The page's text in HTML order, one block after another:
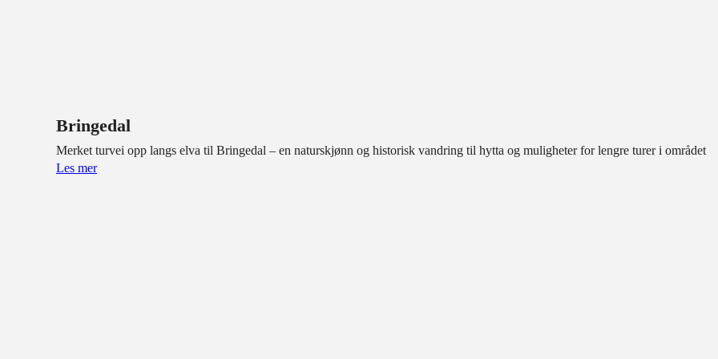
Bringedal
Merket turvei opp langs elva til Bringedal – en naturskjønn og historisk vandring til hytta og muligheter for lengre turer i området
Les mer